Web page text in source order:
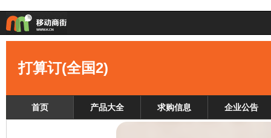
打算订(全国2)
首页 产品大全 求购信息 企业公告